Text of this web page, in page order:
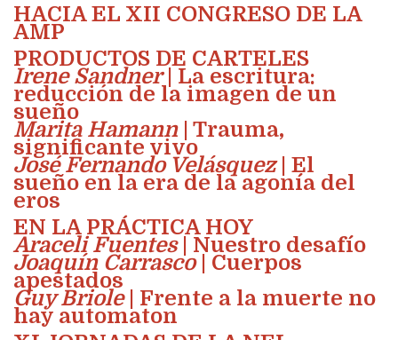
HACIA EL XII CONGRESO DE LA
AMP
PRODUCTOS DE CARTELES
Irene Sandner| La escritura:
reducción de la imagen de un
sueño
Marita Hamann| Trauma,
significante vivo
José Fernando Velásquez| El
sueño en la era de la agonía del
eros
EN LA PRÁCTICA HOY
Araceli Fuentes| Nuestro desafío
Joaquín Carrasco| Cuerpos
apestados
Guy Briole| Frente a la muerte no
hay automaton